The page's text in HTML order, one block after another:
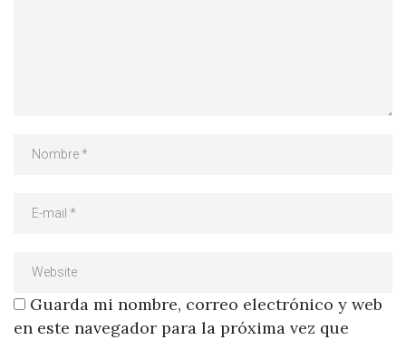
Guarda mi nombre, correo electrónico y web
en este navegador para la próxima vez que